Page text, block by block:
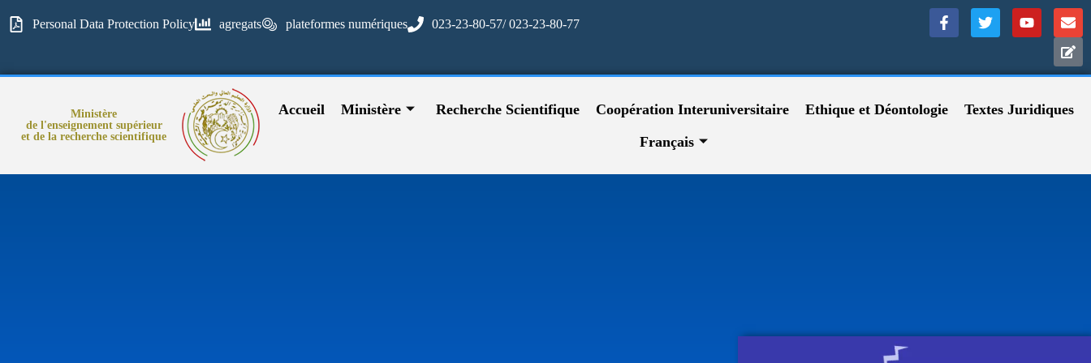
Personal Data Protection Policy agregats plateformes numériques 023-23-80-57/ 023-23-80-77
Ministère
de l'enseignement supérieur
et de la recherche scientifique
Accueil Ministère Recherche Scientifique Coopération Interuniversitaire Ethique et Déontologie
Textes Juridiques
Français